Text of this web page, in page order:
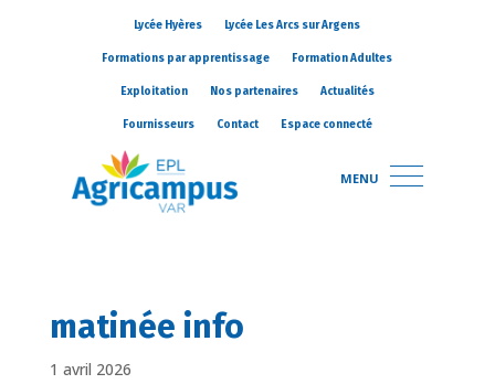
Lycée Hyères Lycée Les Arcs sur Argens
Formations par apprentissage Formation Adultes
Exploitation Nos partenaires Actualités
Fournisseurs Contact Espace connecté
MENU
matinée info
1 avril 2026